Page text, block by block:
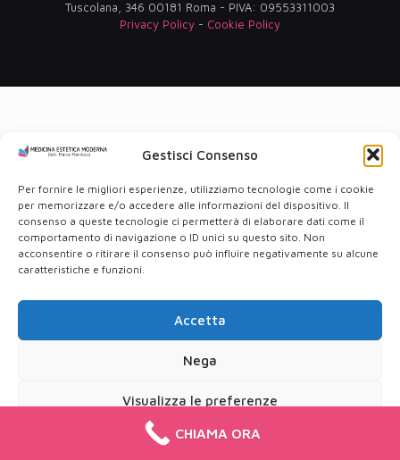
Gestisci Consenso
Per fornire le migliori esperienze, utilizziamo tecnologie come i cookie
per memorizzare e/o accedere alle informazioni del dispositivo. Il
consenso a queste tecnologie ci permetterà di elaborare dati come il
comportamento di navigazione o ID unici su questo sito. Non
acconsentire o ritirare il consenso può influire negativamente su alcune
caratteristiche e funzioni.
Accetta
Nega
Visualizza le preferenze
Cookie PolicyPrivacy Policy
Tuscolana, 346 00181 Roma - PIVA: 09553311003
Privacy Policy - Cookie Policy
CHIAMA ORA